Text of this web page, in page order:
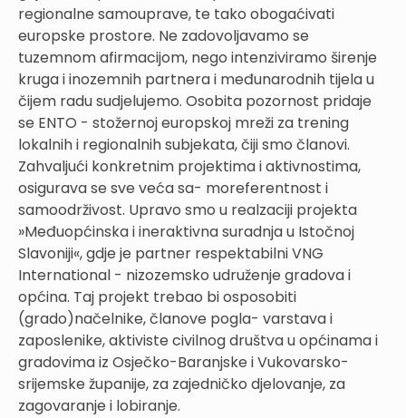
regionalne samouprave, te tako obogaćivati
europske prostore. Ne zadovoljavamo se
tuzemnom afirmacijom, nego intenziviramo širenje
kruga i inozemnih partnera i međunarodnih tijela u
čijem radu sudjelujemo. Osobita pozornost pridaje
se ENTO - stožernoj europskoj mreži za trening
lokalnih i regionalnih subjekata, čiji smo članovi.
Zahvaljući konkretnim projektima i aktivnostima,
osigurava se sve veća sa- moreferentnost i
samoodrživost. Upravo smo u realzaciji projekta
»Međuopćinska i ineraktivna suradnja u Istočnoj
Slavoniji«, gdje je partner respektabilni VNG
International - nizozemsko udruženje gradova i
općina. Taj projekt trebao bi osposobiti
(grado)načelnike, članove pogla- varstava i
zaposlenike, aktiviste civilnog društva u općinama i
gradovima iz Osječko-Baranjske i Vukovarsko-
srijemske županije, za zajedničko djelovanje, za
zagovaranje i lobiranje.